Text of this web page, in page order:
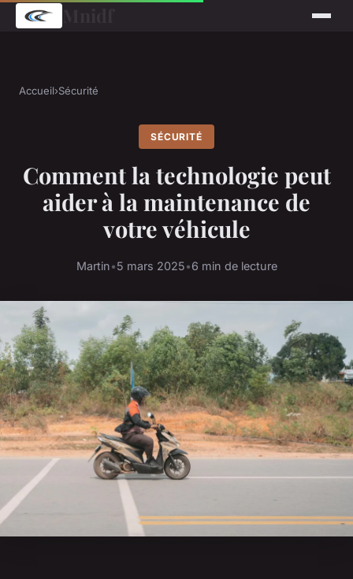
Accueil›Sécurité
SÉCURITÉ
Comment la technologie peut
aider à la maintenance de
votre véhicule
Martin•5 mars 2025•6 min de lecture